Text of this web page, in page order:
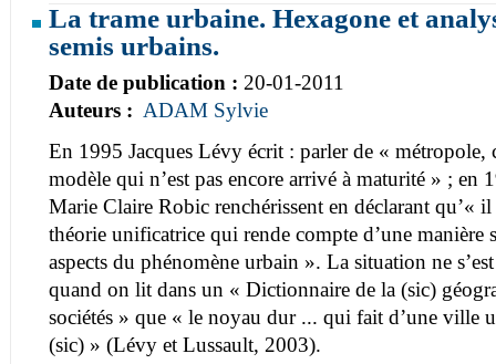
La trame urbaine. Hexagone et
semis urbains.
Date de publication : 20-01-2011
Auteurs : ADAM Sylvie
En 1995 Jacques Lévy écrit : parler de « métropole,
modèle qui n’est pas encore arrivé à maturité » ; en
Marie Claire Robic renchérissent en déclarant qu’« il
théorie unificatrice qui rende compte d’une manière
aspects du phénomène urbain ». La situation ne
quand on lit dans un « Dictionnaire de la (sic)
sociétés » que « le noyau dur ... qui fait d’une ville
(sic) » (Lévy et Lussault, 2003).